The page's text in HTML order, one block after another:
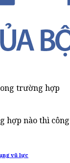
trường hợp
nào thì
vũ lực